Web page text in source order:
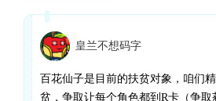
皇兰不想码字
百花仙子是目前的扶贫对象，咱们
贫，争取让每个角色都到R卡（争取